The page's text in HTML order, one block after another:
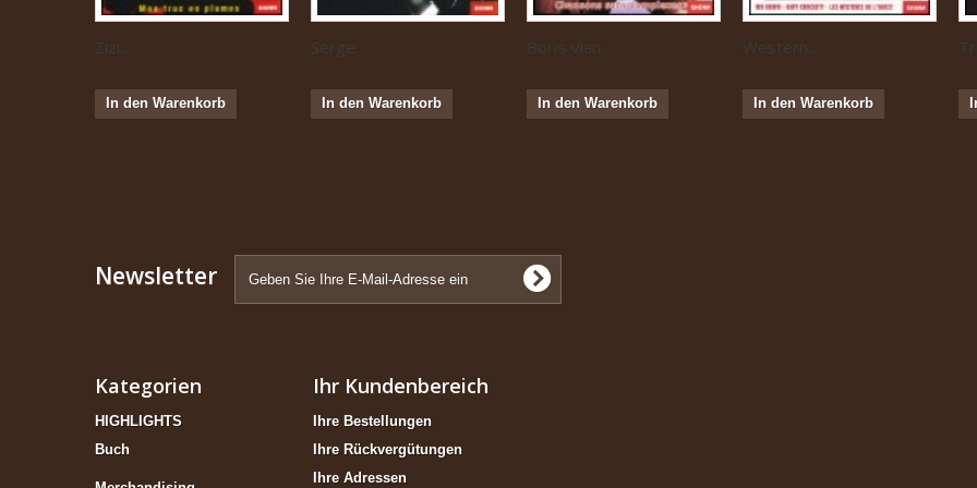
Zizi...
In den Warenkorb
Serge...
In den Warenkorb
Boris Vian...
In den Warenkorb
Western...
In den Warenkorb
Newsletter
Kategorien
HIGHLIGHTS
Buch
Ihr Kundenbereich
Ihre Bestellungen
Ihre Rückvergütungen
Ihre Adressen